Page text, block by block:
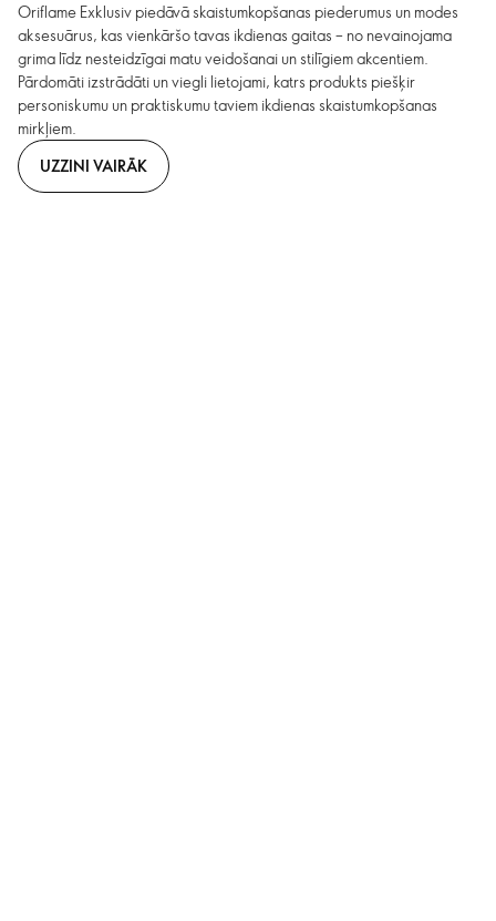
Oriflame Exklusiv piedāvā skaistumkopšanas piederumus un modes
aksesuārus, kas vienkāršo tavas ikdienas gaitas – no nevainojama
grima līdz nesteidzīgai matu veidošanai un stilīgiem akcentiem.
Pārdomāti izstrādāti un viegli lietojami, katrs produkts piešķir
personiskumu un praktiskumu taviem ikdienas skaistumkopšanas
mirkļiem.
UZZINI VAIRĀK